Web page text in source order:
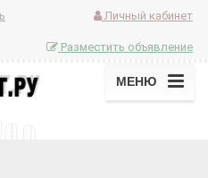
Личный кабинет
Разместить объявление
МЕНЮ